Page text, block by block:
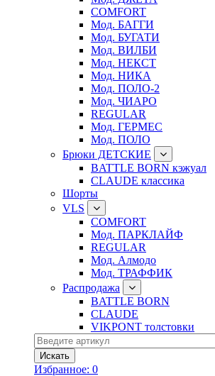
COMFORT
Мод. БАГГИ
Мод. БУГАТИ
Мод. ВИЛБИ
Мод. НЕКСТ
Мод. НИКА
Мод. ПОЛО-2
Мод. ЧИАРО
REGULAR
Мод. ГЕРМЕС
Мод. ПОЛО
Брюки ДЕТСКИЕ
BATTLE BORN кэжуал
CLAUDE классика
Шорты
VLS
COMFORT
Мод. ПАРКЛАЙФ
REGULAR
Мод. Алмодо
Мод. ТРАФФИК
Распродажа
BATTLE BORN
CLAUDE
VIKPONT толстовки
Избранное: 0